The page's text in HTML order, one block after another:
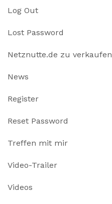
Log Out
Lost Password
Netznutte.de zu verkaufen
News
Register
Reset Password
Treffen mit mir
Video-Trailer
Videos